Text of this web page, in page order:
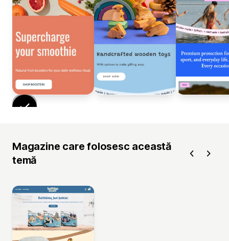
Magazine care folosesc această
temă